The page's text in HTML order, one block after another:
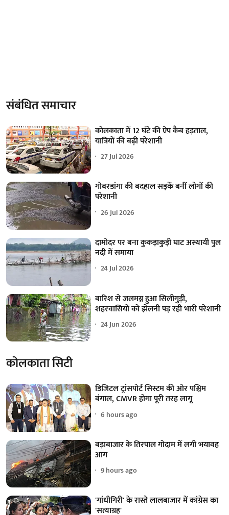
संबंधित समाचार
कोलकाता में 12 घंटे की ऐप कैब हड़ताल,
यात्रियों की बढ़ी परेशानी
27 Jul 2026
गोबरडांगा की बदहाल सड़कें बनीं लोगों की
परेशानी
26 Jul 2026
दामोदर पर बना कुकड़ाकुड़ी घाट अस्थायी पुल
नदी में समाया
24 Jul 2026
बारिश से जलमग्न हुआ सिलीगुड़ी,
शहरवासियों को झेलनी पड़ रही भारी परेशानी
24 Jun 2026
कोलकाता सिटी
डिजिटल ट्रांसपोर्ट सिस्टम की ओर पश्चिम
बंगाल, CMVR होगा पूरी तरह लागू
6 hours ago
बड़ाबाजार के तिरपाल गोदाम में लगी भयावह
आग
9 hours ago
'गांधीगिरी' के रास्ते लालबाजार में कांग्रेस का
'सत्याग्रह'